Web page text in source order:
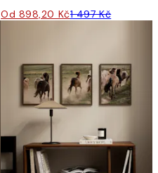
Od 898,20 Kč1 497 Kč